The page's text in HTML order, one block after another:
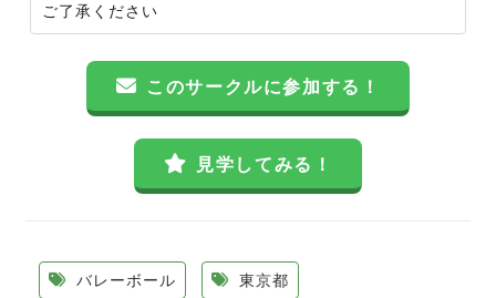
ご了承ください
このサークルに参加する！
見学してみる！
バレーボール 東京都